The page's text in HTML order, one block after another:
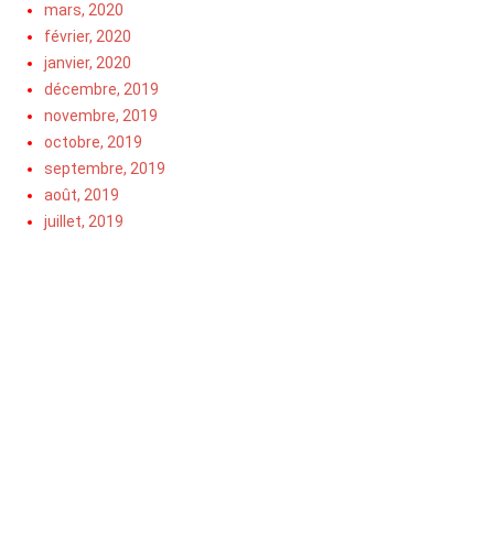
mars, 2020
février, 2020
janvier, 2020
décembre, 2019
novembre, 2019
octobre, 2019
septembre, 2019
août, 2019
juillet, 2019